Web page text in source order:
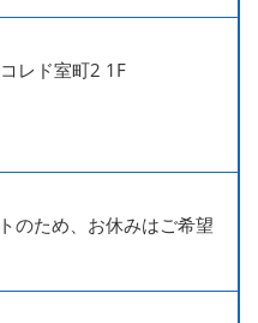
レド室町2 1F
のため、お休みはご希望